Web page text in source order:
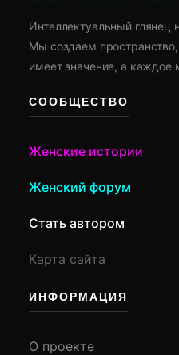
Интеллектуальный глянец
Мы создаем
имеет значение, а каждое
СООБЩЕСТВО
Женские истории
Женский форум
Стать автором
Карта сайта
ИНФОРМАЦИЯ
О проекте